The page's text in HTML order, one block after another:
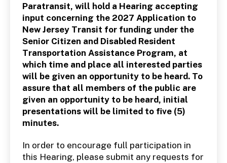
Paratransit, will hold a Hearing accepting
input concerning the 2027 Application to
New Jersey Transit for funding under the
Senior Citizen and Disabled Resident
Transportation Assistance Program, at
which time and place all interested parties
will be given an opportunity to be heard. To
assure that all members of the public are
given an opportunity to be heard, initial
presentations will be limited to five (5)
minutes.
In order to encourage full participation in
this Hearing, please submit any requests for